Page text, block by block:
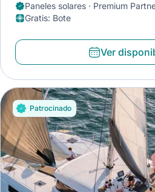
Paneles solares · Premium
Gratis: Bote
Ver
Patrocinado